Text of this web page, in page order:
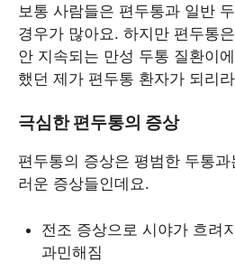
보통 사람들은 편두통과 일반
경우가 많아요. 하지만 편두통
안 지속되는 만성 두통 질환이
했던 제가 편두통 환자가 되리
극심한 편두통의 증상
편두통의 증상은 평범한 두통
러운 증상들인데요.
전조 증상으로 시야가 흐려
과민해짐